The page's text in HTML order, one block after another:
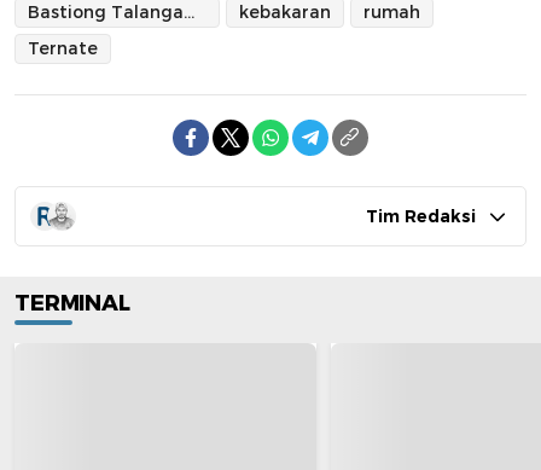
Bastiong Talangame kebakaran
rumah
Ternate
Tim Redaksi
TERMINAL